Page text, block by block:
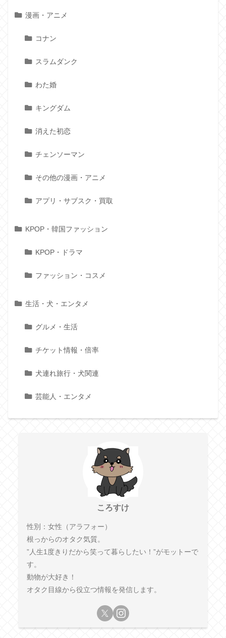
漫画・アニメ
コナン
スラムダンク
わた婚
キングダム
消えた初恋
チェンソーマン
その他の漫画・アニメ
アプリ・サブスク・買取
KPOP・韓国ファッション
KPOP・ドラマ
ファッション・コスメ
生活・犬・エンタメ
グルメ・生活
チケット情報・倍率
犬連れ旅行・犬関連
芸能人・エンタメ
ころすけ
性別：女性（アラフォー）
根っからのオタク気質。
”人生1度きりだから笑って暮らしたい！”がモットーで
す。
動物が大好き！
オタク目線から役立つ情報を発信します。